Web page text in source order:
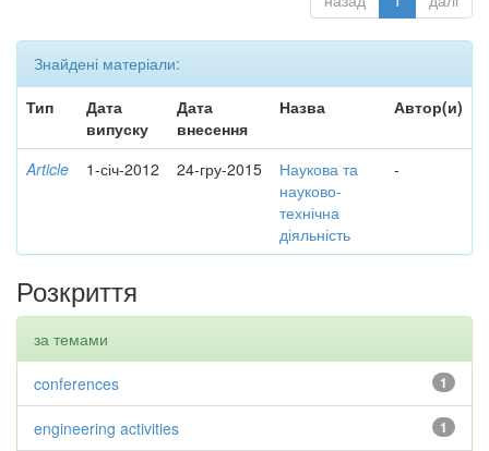
Знайдені матеріали:
Тип
Дата
випуску
Дата
внесення
Назва Автор(и)
Article 1-січ-2012 24-гру-2015
Наукова та
науково-
технічна
діяльність
-
Розкриття
за темами
1
conferences
1
engineering activities